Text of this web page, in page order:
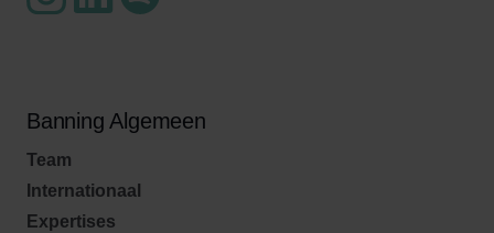
Banning Algemeen
Team
Internationaal
Expertises